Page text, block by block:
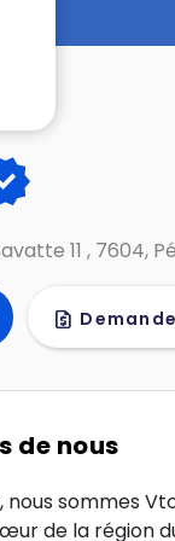
11 , 7604,
request_quote
de nous
nous sommes
de la région